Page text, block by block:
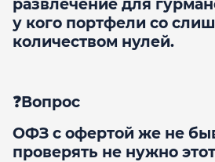
развлечение для
у кого портфели со
количеством нулей.
❓Вопрос
ОФЗ с офертой же не
проверять не нужно